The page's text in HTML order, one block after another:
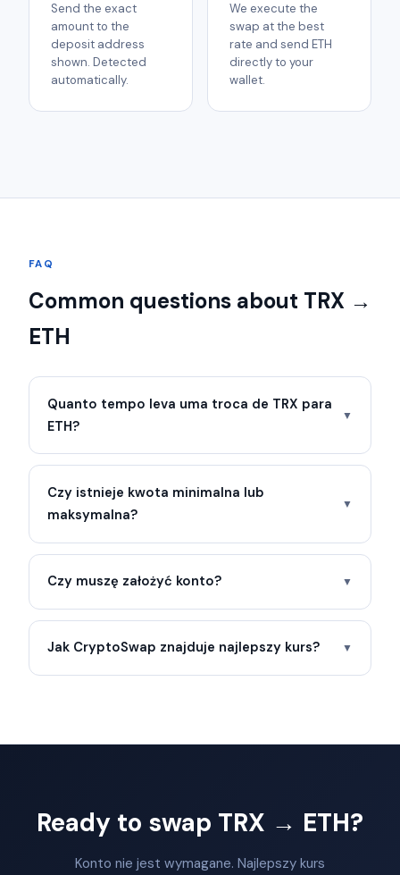
Send the exact
amount to the
deposit address
shown. Detected
automatically.
We execute the
swap at the best
rate and send ETH
directly to your
wallet.
FAQ
Common questions about TRX →
ETH
Quanto tempo leva uma troca de TRX para
ETH?
▼
Czy istnieje kwota minimalna lub
maksymalna?
▼
Czy muszę założyć konto? ▼
Jak CryptoSwap znajduje najlepszy kurs? ▼
Ready to swap TRX → ETH?
Konto nie jest wymagane. Najlepszy kurs